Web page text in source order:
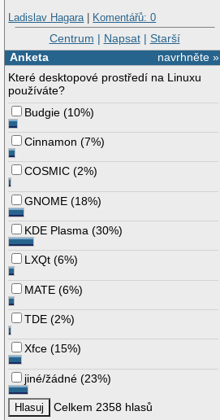
Ladislav Hagara | Komentářů: 0
Centrum | Napsat| Starší
navrhněte »
Anketa
Které desktopové prostředí na Linuxu
používáte?
Budgie (10%)
Cinnamon (7%)
COSMIC (2%)
GNOME (18%)
KDE Plasma (30%)
LXQt (6%)
MATE (6%)
TDE (2%)
Xfce (15%)
jiné/žádné (23%)
Celkem 2358 hlasů